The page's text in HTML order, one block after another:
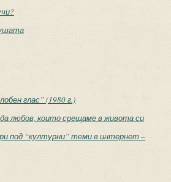
глас” (1980 г.)
любов, които срещаме в живота си
под “културни” теми в интернет –